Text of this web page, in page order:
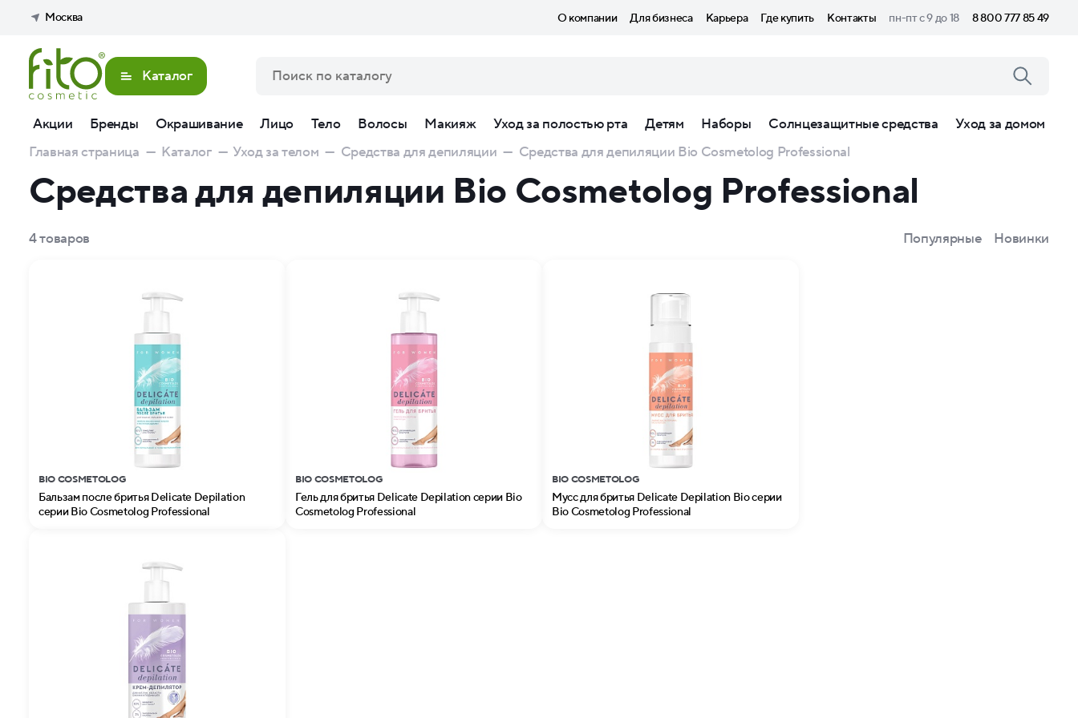
Москва О компании Для бизнеса Карьера Где купить Контакты пн-пт с 9 до 18 8 800 777 85 49
Каталог
Акции Бренды Окрашивание Лицо Тело Волосы Макияж Уход за полостью рта Детям Наборы Солнцезащитные средства
Уход за домом
Главная страница — Каталог — Уход за телом — Cредства для депиляции — Средства для депиляции Bio Cosmetolog Professional
Средства для депиляции Bio Cosmetolog Professional
4товаров Популярные Новинки
BIO COSMETOLOG
Бальзам после бритья Delicate Depilation
серии Bio Cosmetolog Professional
BIO COSMETOLOG
Гель для бритья Delicate Depilation серии Bio
Cosmetolog Professional
BIO COSMETOLOG
Мусс для бритья Delicate Depilation Bio серии
Bio Cosmetolog Professional